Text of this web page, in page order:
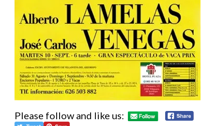
Please follow and like us: